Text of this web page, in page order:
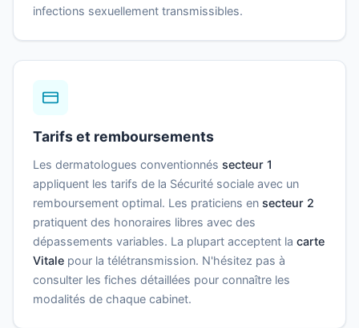
infections sexuellement transmissibles.
Tarifs et remboursements
Les dermatologues conventionnés secteur 1
appliquent les tarifs de la Sécurité sociale avec un
remboursement optimal. Les praticiens en secteur 2
pratiquent des honoraires libres avec des
dépassements variables. La plupart acceptent la carte
Vitale pour la télétransmission. N'hésitez pas à
consulter les fiches détaillées pour connaître les
modalités de chaque cabinet.